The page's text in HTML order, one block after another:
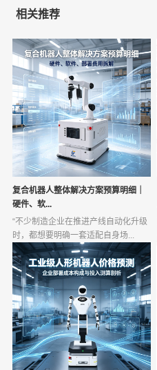
相关推荐
复合机器人整体解决方案预算明细｜
硬件、软...
“不少制造企业在推进产线自动化升级
时，都想要明确一套适配自身场...